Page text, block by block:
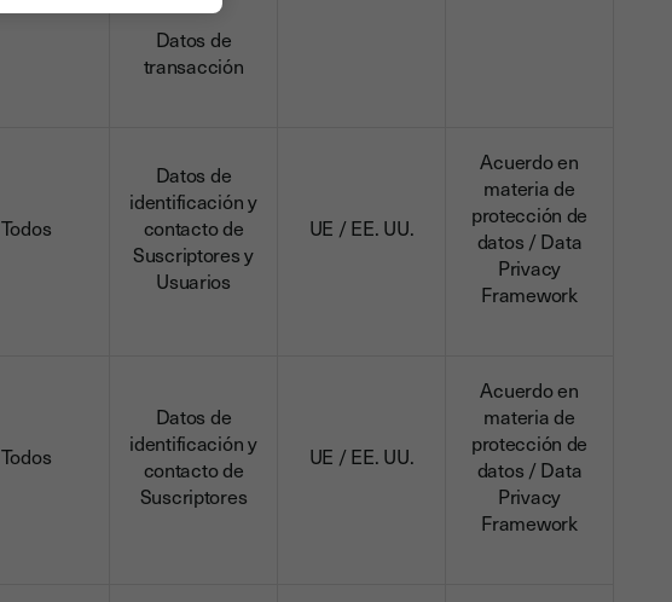
Datos de
transacción
Todos
Datos de
identificación y
contacto de
Suscriptores y
Usuarios
UE / EE. UU.
Acuerdo en
materia de
protección de
datos / Data
Privacy
Framework
Todos
Datos de
identificación y
contacto de
Suscriptores
UE / EE. UU.
Acuerdo en
materia de
protección de
datos / Data
Privacy
Framework